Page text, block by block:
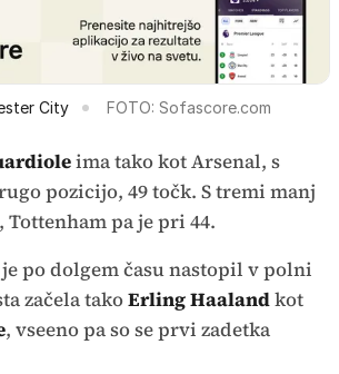
City FOTO: Sofascore.com
ima tako kot Arsenal, s
pozicijo, 49 točk. S tremi manj
pa je pri 44.
po dolgem času nastopil v polni
začela takoErling Haalandkot
, vseeno pa so se prvi zadetka